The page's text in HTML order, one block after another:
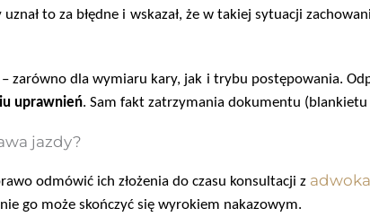
uznał to za błędne i wskazał, że w takiej sytuacji
zarówno dla wymiaru kary, jak i trybu postępowania.
uprawnień. Sam fakt zatrzymania dokumentu
jazdy?
odmówić ich złożenia do czasu konsultacji z
go może skończyć się wyrokiem nakazowym.